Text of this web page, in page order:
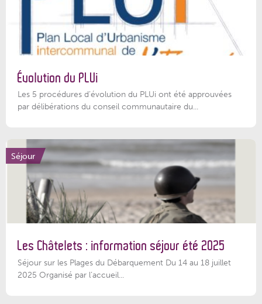
Évolution du PLUi
Les 5 procédures d’évolution du PLUi ont été approuvées
par délibérations du conseil communautaire du...
Séjour
Les Châtelets : information séjour été 2025
Séjour sur les Plages du Débarquement Du 14 au 18 juillet
2025 Organisé par l’accueil...